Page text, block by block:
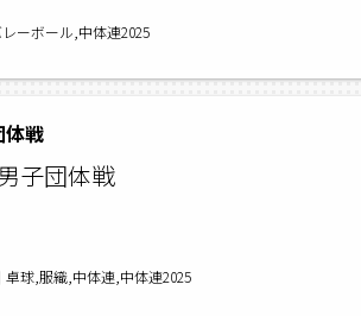
ーボール,中体連2025
体戦
子団体戦
卓球,服織,中体連,中体連2025